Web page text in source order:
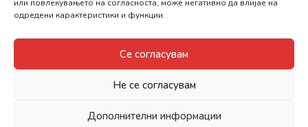
или повлекувањето на согласноста, може негативно да влијае на
одредени карактеристики и функции.
Се согласувам
Не се согласувам
Дополнителни информации